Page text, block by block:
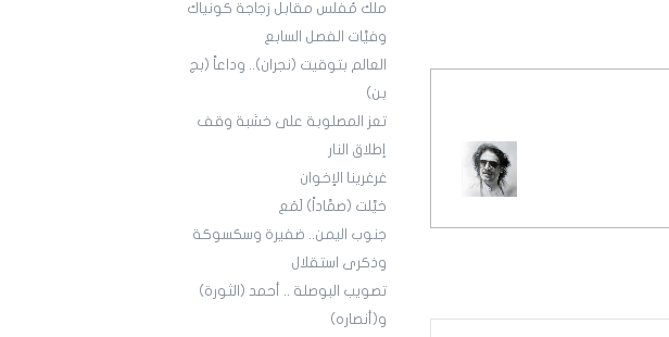
ملك مُفلس مقابل زجاجة كونياك
وفيَّات الفصل السابع
العالم بتوقيت (نجران).. وداعاً (بج
بن)
تعز المصلوبة على خشبة وقف
إطلاق النار
غرغرينا الإخوان
خيَّلت (صمَّاداً) لَمَع
جنوب اليمن.. ضفيرة وسكسوكة
وذكرى استقلال
تصويب البوصلة .. أحمد (الثورة)
و(أنصاره)